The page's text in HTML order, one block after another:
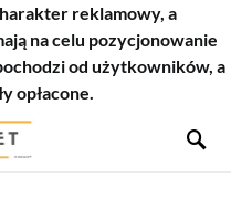
reklamowy, a
na celu pozycjonowanie
od użytkowników, a
opłacone.